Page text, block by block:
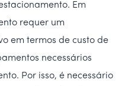
Em
requer um
em termos de custo de
necessários
Por isso, é necessário